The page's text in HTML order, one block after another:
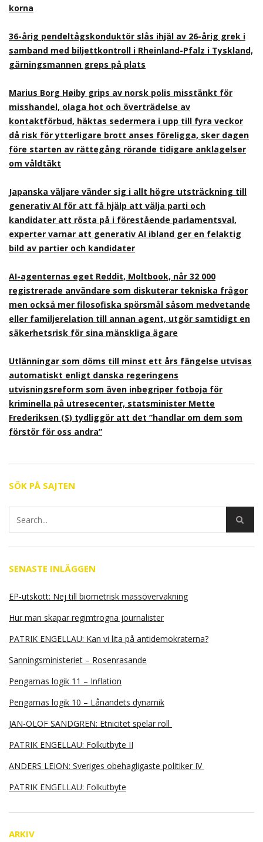
korna
36-årig pendeltågskonduktör slås ihjäl av 26-årig grek i
samband med biljettkontroll i Rheinland-Pfalz i Tyskland,
gärningsmannen greps på plats
Marius Borg Høiby grips av norsk polis misstänkt för
misshandel, olaga hot och överträdelse av
kontaktförbud, häktas sedermera i upp till fyra veckor
då risk för ytterligare brott anses föreligga, sker dagen
före starten av rättegång rörande tidigare anklagelser
om våldtäkt
Japanska väljare vänder sig i allt högre utsträckning till
generativ AI för att få hjälp att välja parti och
kandidater att rösta på i förestående parlamentsval,
experter varnar att generativ AI ibland ger en felaktig
bild av partier och kandidater
AI-agenternas eget Reddit, Moltbook, når 32 000
registrerade användare som diskuterar tekniska frågor
men också mer filosofiska spörsmål såsom medvetande
eller familjerelation till annan agent, utgör samtidigt en
säkerhetsrisk för sina mänskliga ägare
Utlänningar som döms till minst ett års fängelse utvisas
automatiskt enligt danska regeringens
utvisningsreform som även inbegriper fotboja för
kriminella på utresecenter, statsminister Mette
Frederiksen (S) tydliggör att det ”handlar om dem som
förstör för oss andra”
SÖK PÅ SAJTEN
SENASTE INLÄGGEN
EP-utskott: Nej till biometrisk massövervakning
Hur man skapar regimtrogna journalister
PATRIK ENGELLAU: Kan vi lita på antidemokraterna?
Sanningsministeriet – Rosenrasande
Pengarnas logik 11 – Inflation
Pengarnas logik 10 – Lånandets dynamik
JAN-OLOF SANDGREN: Etnicitet spelar roll
PATRIK ENGELLAU: Folkutbyte II
ANDERS LEION: Sveriges obehagligaste politiker IV
PATRIK ENGELLAU: Folkutbyte
ARKIV